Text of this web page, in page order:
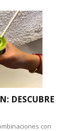
DESCUBRE
con